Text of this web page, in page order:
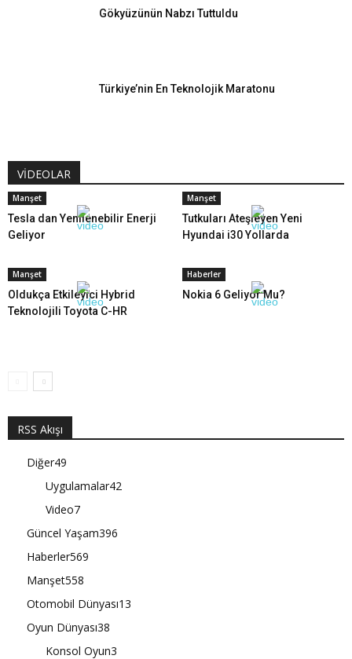
Gökyüzünün Nabzı Tuttuldu
Türkiye’nin En Teknolojik Maratonu
VİDEOLAR
Manşet
Tesla dan Yenilenebilir Enerji
Geliyor
Manşet
Tutkuları Ateşleyen Yeni
Hyundai i30 Yollarda
Manşet
Oldukça Etkileyici Hybrid
Teknolojili Toyota C-HR
Haberler
Nokia 6 Geliyor Mu?
RSS Akışı
Diğer49
Uygulamalar42
Video7
Güncel Yaşam396
Haberler569
Manşet558
Otomobil Dünyası13
Oyun Dünyası38
Konsol Oyun3